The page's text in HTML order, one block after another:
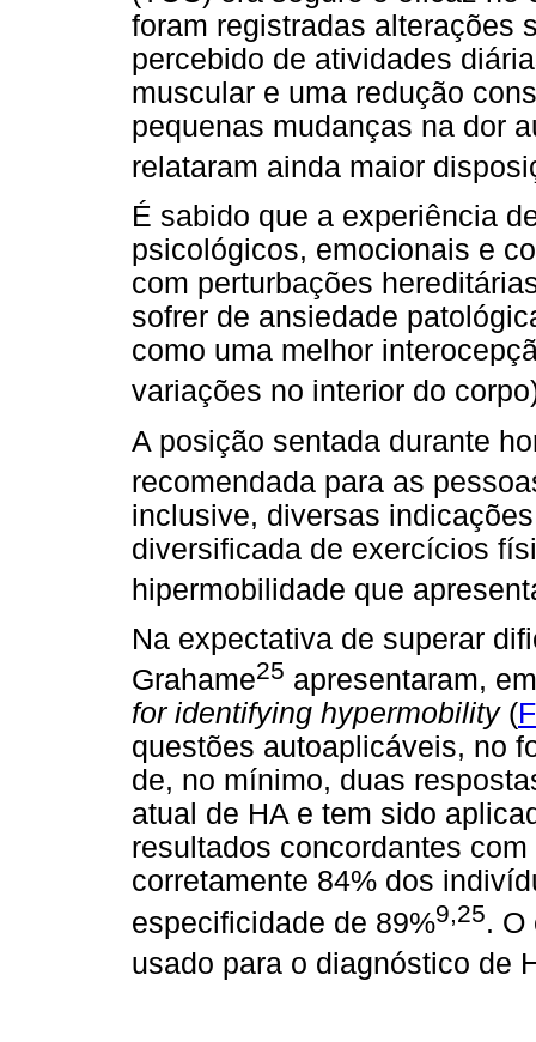
foram registradas alterações
percebido de atividades
muscular e uma redução
pequenas mudanças na dor
relataram ainda maior
É sabido que a experiência
psicológicos, emocionais e
com perturbações
sofrer de ansiedade
como uma melhor
variações no interior do
A posição sentada durante
recomendada para as
inclusive, diversas
diversificada de exercícios
hipermobilidade que
Na expectativa de superar
Grahame25 apresentaram,
for identifying hypermobility (
questões autoaplicáveis, no
de, no mínimo, duas
atual de HA e tem sido
resultados concordantes
corretamente 84% dos
especificidade de 89%9,25. O
usado para o diagnóstico de